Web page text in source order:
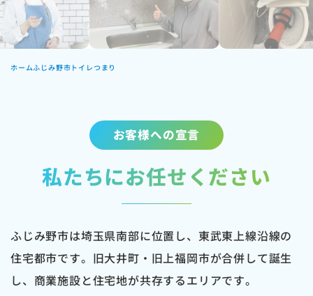
ホームふじみ野市トイレつまり
お客様への宣言
私たちにお任せください
ふじみ野市は埼玉県南部に位置し、東武東上線沿線の
住宅都市です。旧大井町・旧上福岡市が合併して誕生
し、商業施設と住宅地が共存するエリアです。